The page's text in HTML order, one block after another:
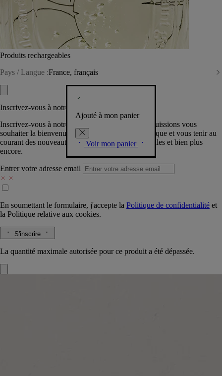
Produits rechargeables
Pays / Langue :France, français
Ajouté à mon panier
Voir mon panier
Inscrivez-vous à notre Newsletter
Inscrivez-vous à notre newsletter pour que nous puissions vous
souhaiter la bienvenue dans la communauté Diptyque et vous tenir au
courant des nouveautés, événements, offres spéciales et bien plus
encore.
Entrer votre adresse email
En soumettant le formulaire, j'accepte la Politique de confidentialité et
la Politique relative aux cookies.
S'inscrire
La quantité maximale autorisée pour ce produit a été dépassée.